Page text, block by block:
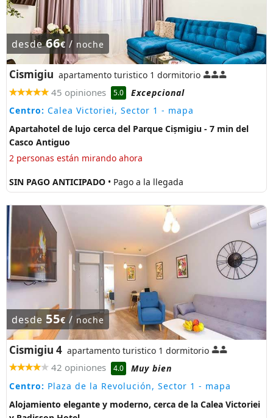
desde66€ / noche
Cismigiu apartamento turistico 1 dormitorio
45 opiniones 5.0
Excepcional
Centro: Calea Victoriei, Sector 1 - mapa
Apartahotel de lujo cerca del Parque Cișmigiu - 7 min del
Casco Antiguo
2 personas están mirando ahora
SIN PAGO ANTICIPADO • Pago a la llegada
desde 55€/ noche
Cismigiu 4 apartamento turistico 1 dormitorio
42 opiniones 4.0
Muy bien
Centro: Plaza de la Revolución, Sector 1 - mapa
Alojamiento elegante y moderno, cerca de la Calea Victoriei